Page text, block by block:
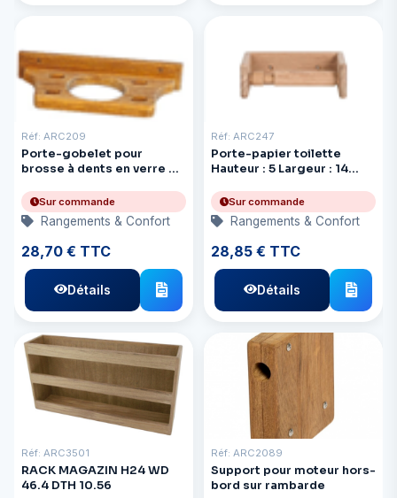
Réf: ARC209
Porte-gobelet pour
brosse à dents en verre et
Sur commande
Rangements & Confort
28,70 € TTC
Détails
Réf: ARC247
Porte-papier toilette
Hauteur : 5 Largeur : 14
Sur commande
Rangements & Confort
28,85 € TTC
Détails
Réf: ARC3501
RACK MAGAZIN H24 WD
46.4 DTH 10.56
Réf: ARC2089
Support pour moteur hors-
bord sur rambarde